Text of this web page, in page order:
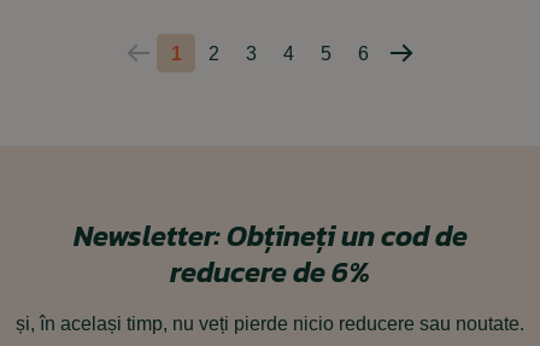
Pagina
1 2 3 4 5 6
Pagina
Newsletter:Obțineți un cod de
reducere de 6%
și, în același timp, nu veți pierde nicio reducere sau noutate.